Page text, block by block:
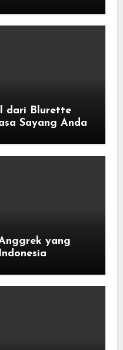
dari Blurette
Sayang Anda
yang